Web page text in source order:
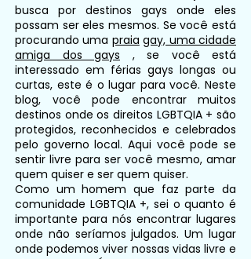
busca por destinos gays onde eles
possam ser eles mesmos. Se você está
procurando uma praia gay, uma cidade
amiga dos gays , se você está
interessado em férias gays longas ou
curtas, este é o lugar para você. Neste
blog, você pode encontrar muitos
destinos onde os direitos LGBTQIA + são
protegidos, reconhecidos e celebrados
pelo governo local. Aqui você pode se
sentir livre para ser você mesmo, amar
quem quiser e ser quem quiser.
Como um homem que faz parte da
comunidade LGBTQIA +, sei o quanto é
importante para nós encontrar lugares
onde não seríamos julgados. Um lugar
onde podemos viver nossas vidas livre e